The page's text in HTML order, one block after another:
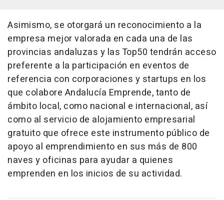
Asimismo, se otorgará un reconocimiento a la
empresa mejor valorada en cada una de las
provincias andaluzas y las Top50 tendrán acceso
preferente a la participación en eventos de
referencia con corporaciones y startups en los
que colabore Andalucía Emprende, tanto de
ámbito local, como nacional e internacional, así
como al servicio de alojamiento empresarial
gratuito que ofrece este instrumento público de
apoyo al emprendimiento en sus más de 800
naves y oficinas para ayudar a quienes
emprenden en los inicios de su actividad.